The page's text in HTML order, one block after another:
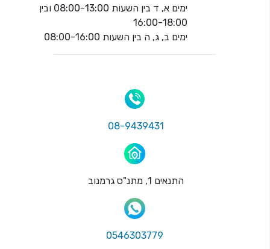
ימים א, ד בין השעות 08:00-13:00 ובין
16:00-18:00
ימים ב, ג, ה בין השעות 08:00-16:00
08-9439431
התנאים 1, מתנ"ס גרמנוב
0546303779